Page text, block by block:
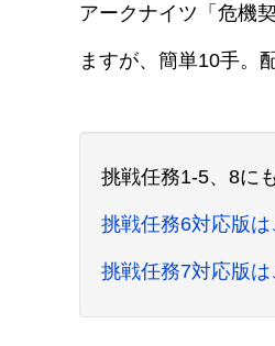
アークナイツ「危機
ますが、簡単10手。
挑戦任務1-5、8に
挑戦任務6対応版は
挑戦任務7対応版は